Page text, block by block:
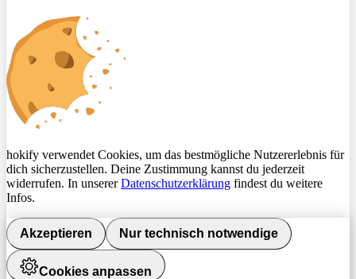
hokify verwendet Cookies, um das bestmögliche Nutzererlebnis für
dich sicherzustellen. Deine Zustimmung kannst du jederzeit
widerrufen. In unsererDatenschutzerklärung findest du weitere
Infos.
Akzeptieren Nur technisch notwendige
Cookies anpassen